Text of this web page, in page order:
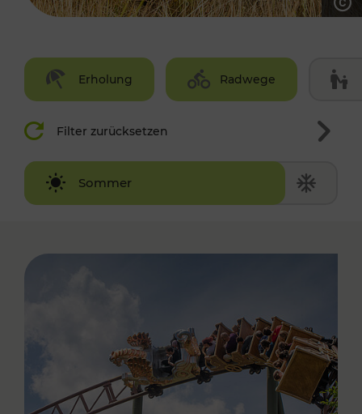
Erholung Radwege
Filter zurücksetzen
Sommer
Winter